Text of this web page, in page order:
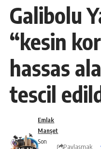
Galibolu
“kesin
hassas
tescil
Son
Emlak
Manşet
Paylaşmak